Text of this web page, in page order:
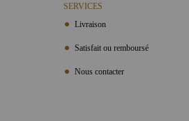
SERVICES
Livraison
Satisfait ou remboursé
Nous contacter